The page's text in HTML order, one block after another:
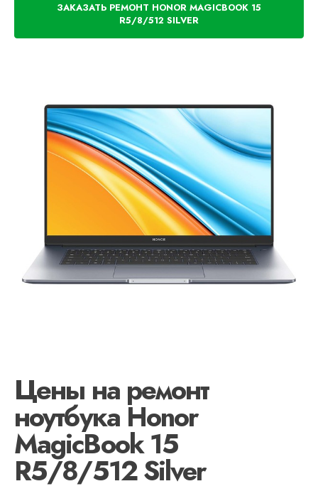
ЗАКАЗАТЬ РЕМОНТ HONOR MAGICBOOK 15
R5/8/512 SILVER
Цены на ремонт
ноутбука Honor
MagicBook 15
R5/8/512 Silver